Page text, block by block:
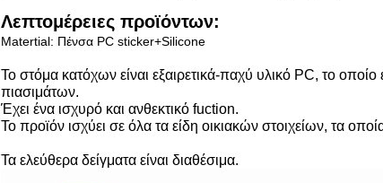
Λεπτομέρειες προϊόντων:
Matertial: Πένσα PC sticker+Silicone
Το στόμα κατόχων είναι εξαιρετικά-παχύ υλικό PC, το
πιασιμάτων.
Έχει ένα ισχυρό και ανθεκτικό fuction.
Το προϊόν ισχύει σε όλα τα είδη οικιακών στοιχείων, τα
Τα ελεύθερα δείγματα είναι διαθέσιμα.